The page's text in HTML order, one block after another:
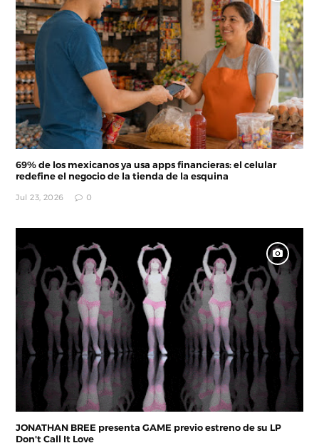
69% de los mexicanos ya usa apps financieras: el celular
redefine el negocio de la tienda de la esquina
Jul 23, 2026 0
JONATHAN BREE presenta GAME previo estreno de su LP
Don't Call It Love